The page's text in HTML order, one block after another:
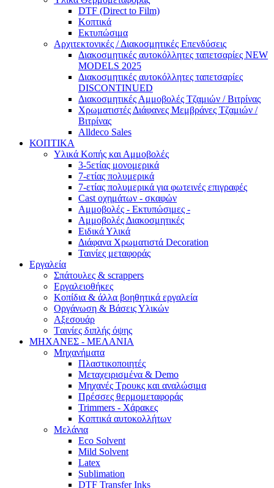
DTF (Direct to Film)
Κοπτικά
Εκτυπώσιμα
Αρχιτεκτονικές / Διακοσμητικές Επενδύσεις
Διακοσμητικές αυτοκόλλητες ταπετσαρίες NEW
MODELS 2025
Διακοσμητικές αυτοκόλλητες ταπετσαρίες
DISCONTINUED
Διακοσμητικές Αμμοβολές Τζαμιών / Βιτρίνας
Χρωματιστές Διάφανες Μεμβράνες Τζαμιών /
Βιτρίνας
Alldeco Sales
ΚΟΠΤΙΚΑ
Υλικά Κοπής και Αμμοβολές
3-5ετίας μονομερικά
7-ετίας πολυμερικά
7-ετίας πολυμερικά για φωτεινές επιγραφές
Cast οχημάτων - σκαφών
Aμμοβολές - Εκτυπώσιμες -
Αμμοβολές Διακοσμητικές
Ειδικά Υλικά
Διάφανα Χρωματιστά Decoration
Ταινίες μεταφοράς
Εργαλεία
Σπάτουλες & scrappers
Eργαλειοθήκες
Κοπίδια & άλλα βοηθητικά εργαλεία
Οργάνωση & Βάσεις Υλικών
Αξεσουάρ
Tαινίες διπλής όψης
ΜΗΧΑΝΕΣ - ΜΕΛΑΝΙΑ
Μηχανήματα
Πλαστικοποιητές
Mεταχειρισμένα & Demo
Mηχανές Τρουκς και αναλώσιμα
Πρέσσες θερμομεταφοράς
Trimmers - Χάρακες
Κοπτικά αυτοκολλήτων
Μελάνια
Eco Solvent
Mild Solvent
Latex
Sublimation
DTF Transfer Inks